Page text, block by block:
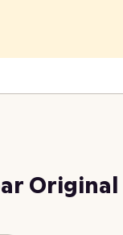
Original